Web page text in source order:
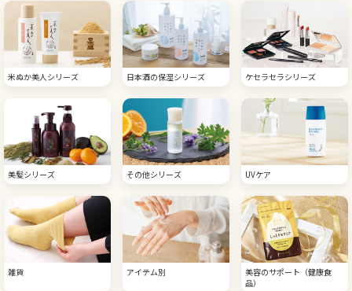
米ぬか美人シリーズ 日本酒の保湿シリーズ ケセラセラシリーズ
美髪シリーズ その他シリーズ UVケア
雑貨 アイテム別
美容のサポート（健康食
品）